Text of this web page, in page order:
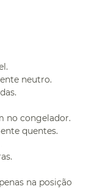
neutro.
no congelador.
quentes.
na posição